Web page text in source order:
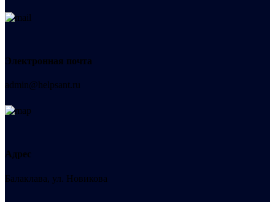
Электронная почта
admin@helpsant.ru
Адрес
Балаклава, ул. Новикова